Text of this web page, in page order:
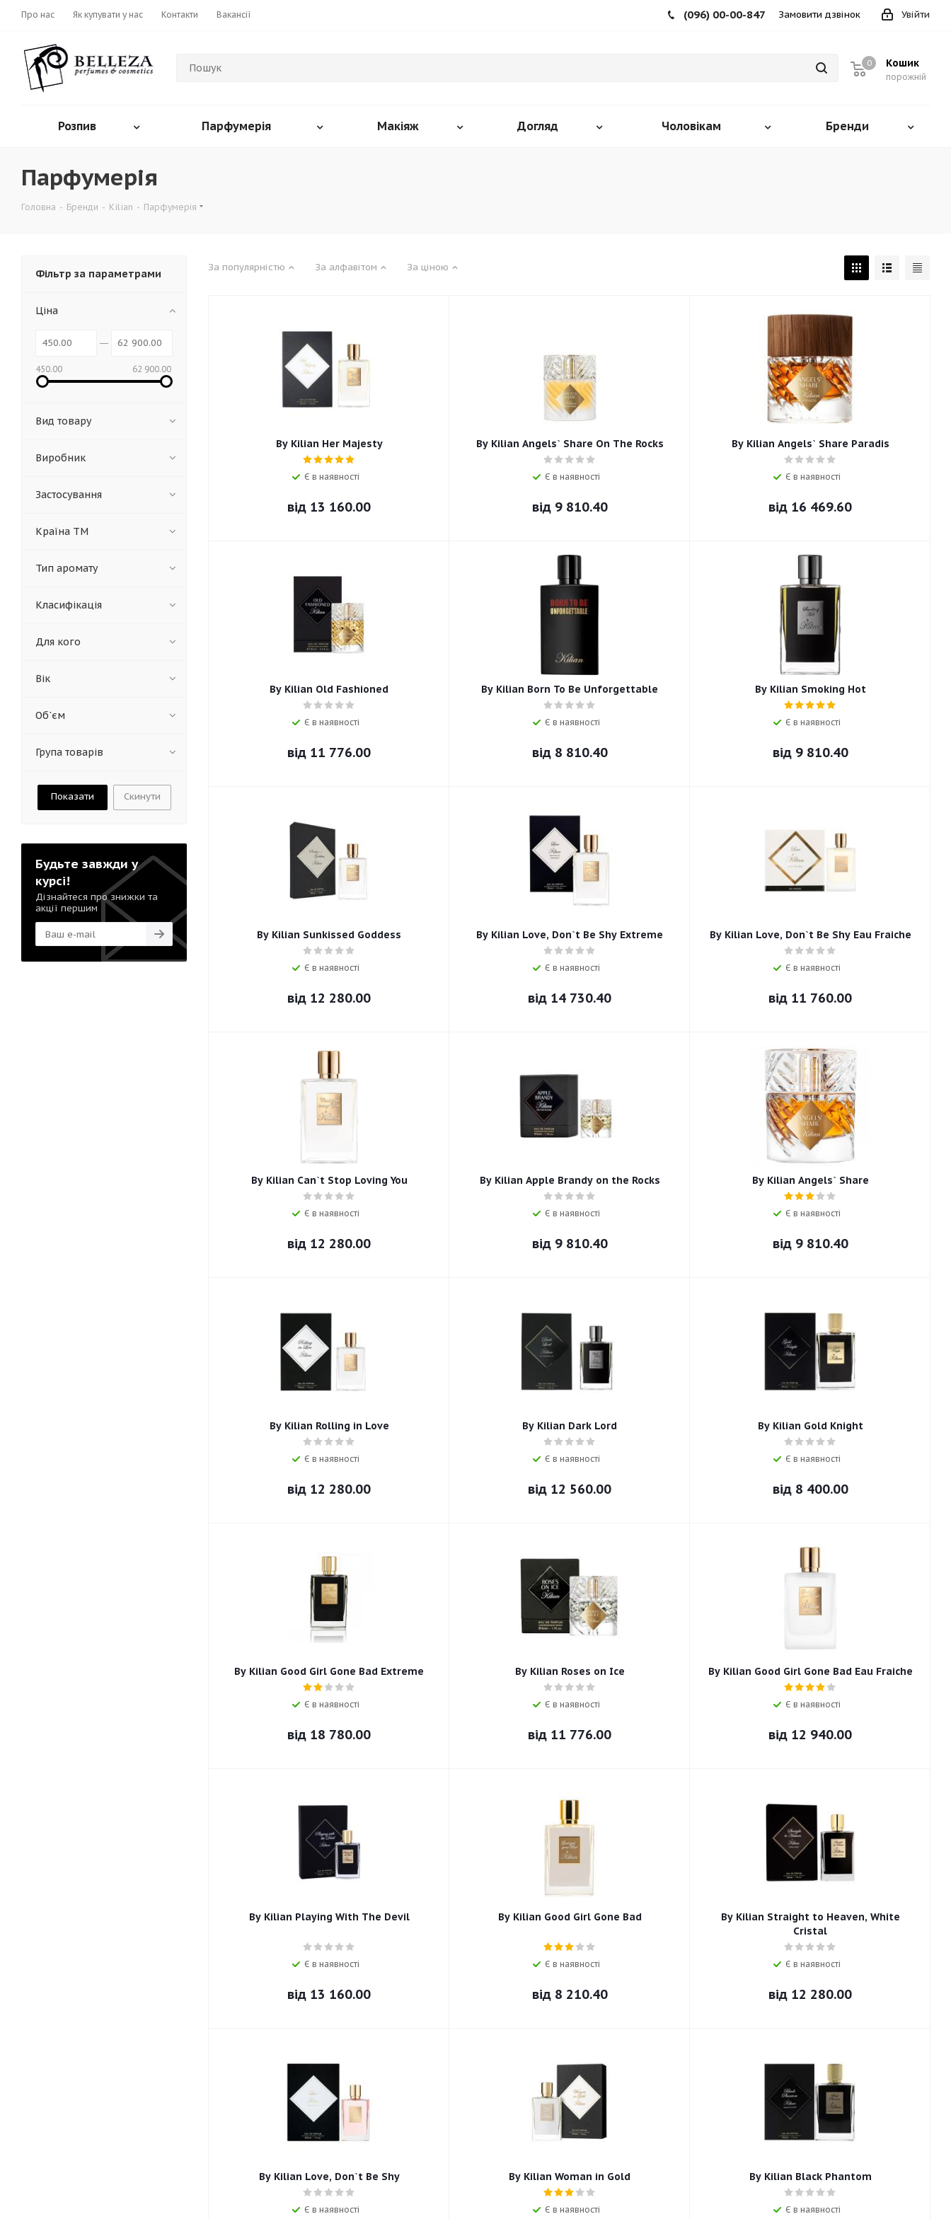
Про нас Як купувати у нас Контакти Вакансії Увійти
(096) 00-00-847 Замовити дзвінок
Кошик
порожній
0
Розпив Парфумерія Макіяж Догляд Чоловікам Бренди
Парфумерія
Головна - Бренди - Kilian - Парфумерія
За популярністю За алфавітом За ціною
By Kilian Her Majesty
Є в наявності
від 13 160.00
By Kilian Angels` Share On The Rocks
Є в наявності
від 9 810.40
By Kilian Angels` Share Paradis
Є в наявності
від 16 469.60
By Kilian Old Fashioned
Є в наявності
від 11 776.00
By Kilian Born To Be Unforgettable
Є в наявності
від 8 810.40
By Kilian Smoking Hot
Є в наявності
від 9 810.40
By Kilian Sunkissed Goddess
Є в наявності
від 12 280.00
By Kilian Love, Don`t Be Shy Extreme
Є в наявності
від 14 730.40
By Kilian Love, Don`t Be Shy Eau Fraiche
Є в наявності
від 11 760.00
By Kilian Can`t Stop Loving You
Є в наявності
від 12 280.00
By Kilian Apple Brandy on the Rocks
Є в наявності
від 9 810.40
By Kilian Angels` Share
Є в наявності
від 9 810.40
By Kilian Rolling in Love
Є в наявності
від 12 280.00
By Kilian Dark Lord
Є в наявності
від 12 560.00
By Kilian Gold Knight
Є в наявності
від 8 400.00
By Kilian Good Girl Gone Bad Extreme
Є в наявності
від 18 780.00
By Kilian Roses on Ice
Є в наявності
від 11 776.00
By Kilian Good Girl Gone Bad Eau Fraiche
Є в наявності
від 12 940.00
By Kilian Playing With The Devil
Є в наявності
від 13 160.00
By Kilian Good Girl Gone Bad
Є в наявності
від 8 210.40
By Kilian Straight to Heaven, White
Cristal
Є в наявності
від 12 280.00
By Kilian Love, Don`t Be Shy
Є в наявності
By Kilian Woman in Gold
Є в наявності
By Kilian Black Phantom
Є в наявності
Фільтр за параметрами
Ціна
450.00 62 900.00
Вид товару
Виробник
Застосування
Країна ТМ
Тип аромату
Класифікація
Для кого
Вік
Об`єм
Група товарів
Скинути
Будьте завжди у
курсі!
Дізнайтеся про знижки та
акції першим